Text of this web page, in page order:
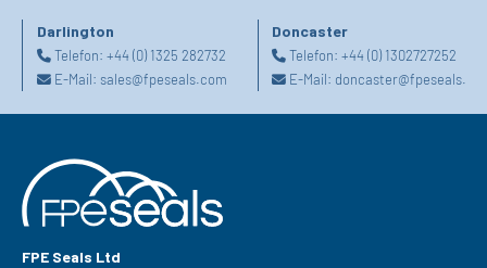
Darlington
Telefon: +44 (0) 1325 282732
E-Mail: sales@fpeseals.com
Doncaster
Telefon:+44 (0) 1302727252
E-Mail:
FPE Seals Ltd